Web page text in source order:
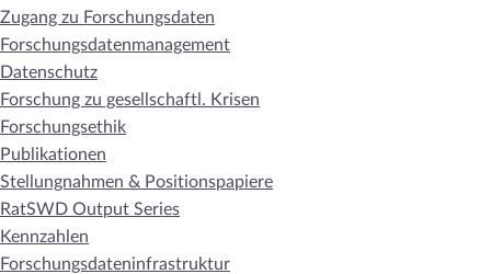
Zugang zu Forschungsdaten
Forschungsdatenmanagement
Datenschutz
Forschung zu gesellschaftl. Krisen
Forschungsethik
Publikationen
Stellungnahmen & Positionspapiere
RatSWD Output Series
Kennzahlen
Forschungsdateninfrastruktur